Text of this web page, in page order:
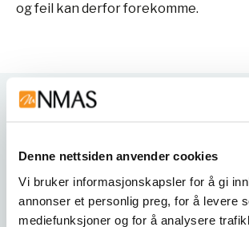
Denne nettsiden anvender cookies
Vi bruker informasjonskapsler for å gi
annonser et personlig preg, for å levere
mediefunksjoner og for å analysere
og feil kan derfor forekomme.